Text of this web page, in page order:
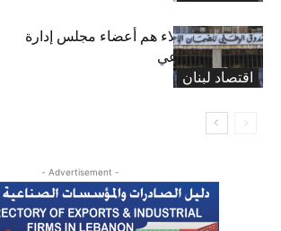
اقتصاد لبنان
بعد 19 عاماً: هؤلاء هم أعضاء مجلس إدارة
الضمان الاجتماعي
- Advertisement -